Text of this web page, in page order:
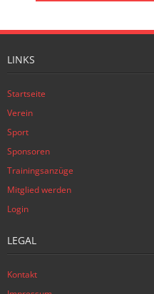
LINKS
Startseite
Verein
Sport
Sponsoren
Trainingsanzüge
Mitglied werden
Login
LEGAL
Kontakt